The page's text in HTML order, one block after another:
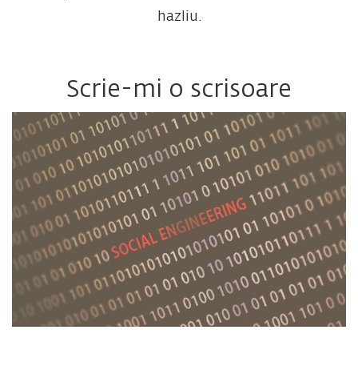
hazliu.
Scrie-mi o scrisoare